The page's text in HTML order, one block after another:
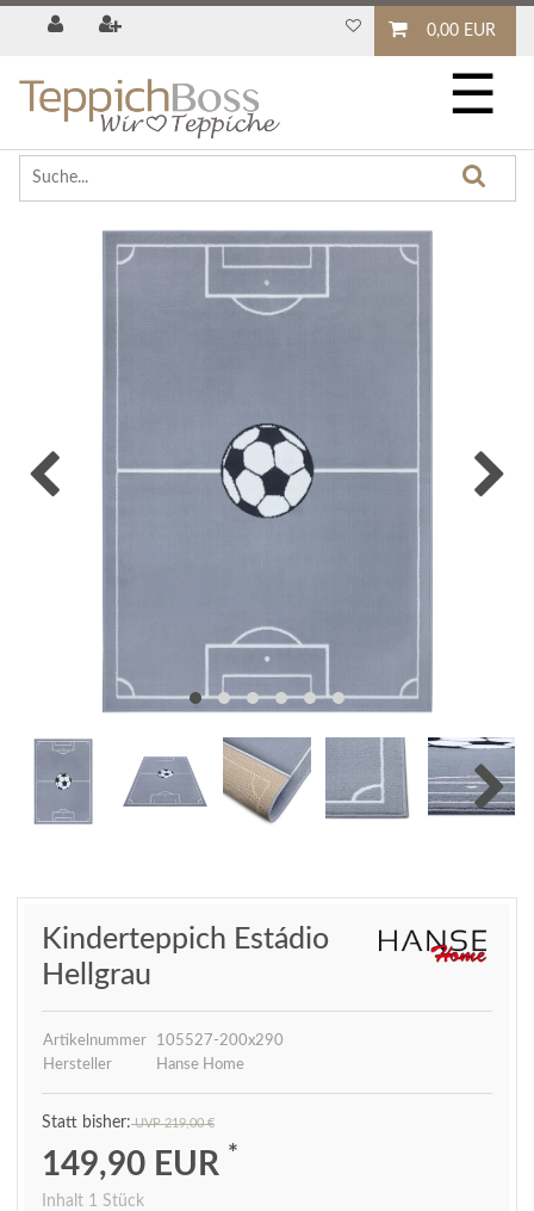
0,00 EUR
☰
Kinderteppich Estádio
Hellgrau
Artikelnummer
105527-200x290
Hersteller
Hanse Home
UVP 219,00 €
149,90 EUR *
Inhalt 1 Stück